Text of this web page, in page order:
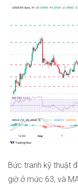
Bức tranh kỹ thuật
giờ ở mức 63, và